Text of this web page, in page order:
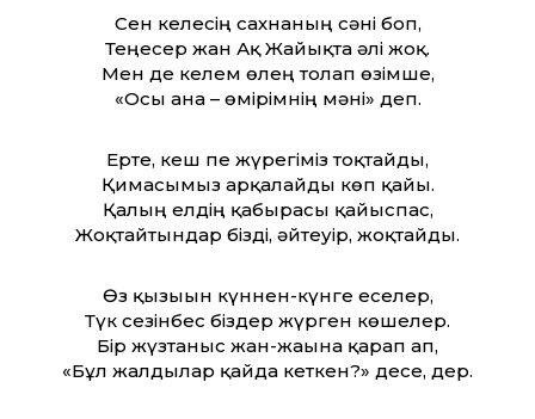
Сен келесің сахнаның сәні боп,
Теңесер жан Ақ Жайықта әлі жоқ.
Мен де келем өлең толғап өзімше,
«Осы ғана – өмірімнің мәні» деп.
Ерте, кеш пе жүрегіміз тоқтайды,
Қимасымыз арқалайды көп қайғы.
Қалың елдің қабырғасы қайыспас,
Жоқтайтындар бізді, әйтеуір, жоқтайды.
Өз қызығын күннен-күнге еселер,
Түк сезінбес біздер жүрген көшелер.
Бір жүзтаныс жан-жағына қарап ап,
«Бұл жалдылар қайда кеткен?» десе, дер.